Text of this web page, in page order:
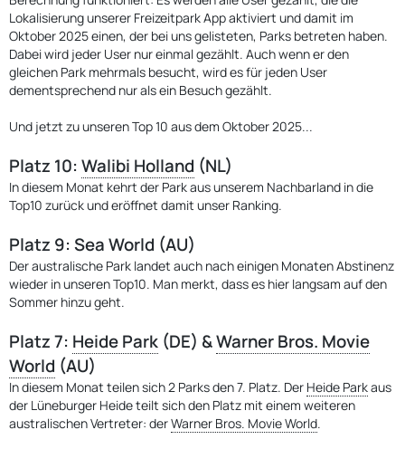
Lokalisierung unserer Freizeitpark App aktiviert und damit im
Oktober 2025 einen, der bei uns gelisteten, Parks betreten haben.
Dabei wird jeder User nur einmal gezählt. Auch wenn er den
gleichen Park mehrmals besucht, wird es für jeden User
dementsprechend nur als ein Besuch gezählt.
Und jetzt zu unseren Top 10 aus dem Oktober 2025...
Platz 10:Walibi Holland (NL)
In diesem Monat kehrt der Park aus unserem Nachbarland in die
Top10 zurück und eröffnet damit unser Ranking.
Platz 9: Sea World (AU)
Der australische Park landet auch nach einigen Monaten Abstinenz
wieder in unseren Top10. Man merkt, dass es hier langsam auf den
Sommer hinzu geht.
Platz 7: Heide Park (DE) &Warner Bros. Movie
World (AU)
In diesem Monat teilen sich 2 Parks den 7. Platz. Der Heide Parkaus
der Lüneburger Heide teilt sich den Platz mit einem weiteren
australischen Vertreter: derWarner Bros. Movie World.